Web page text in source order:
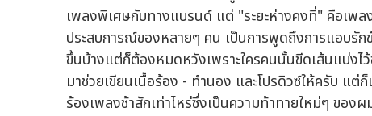
เพลงพิเศษกับทางแบรนด์ แต่ "ระยะห่างคงที่" คือเพ
ประสบการณ์ของหลายๆ คน เป็นการพูดถึงการแอบรัก
ขึ้นบ้างแต่ก็ต้องหมดหวังเพราะใครคนนั้นขีดเส้นแบ่งไ
มาช่วยเขียนเนื้อร้อง - ทำนอง และโปรดิวซ์ให้ครับ แ
ร้องเพลงช้าสักเท่าไหร่ซึ่งเป็นความท้าทายใหม่ๆ ขอ